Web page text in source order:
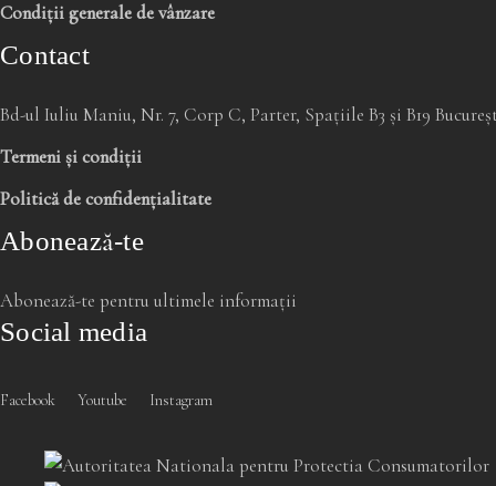
Condiții generale de vânzare
Contact
Bd-ul Iuliu Maniu, Nr. 7, Corp C, Parter, Spațiile B3 și B19
Termeni și condiții
Politică de confidențialitate
Abonează-te
Abonează-te pentru ultimele informații
Social media
Facebook Youtube Instagram